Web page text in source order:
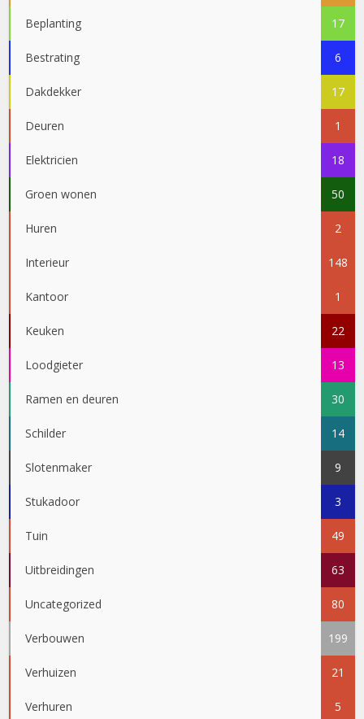
Beplanting 17
Bestrating 6
Dakdekker 17
Deuren 1
Elektricien 18
Groen wonen 50
Huren 2
Interieur 148
Kantoor 1
Keuken 22
Loodgieter 13
Ramen en deuren 30
Schilder 14
Slotenmaker 9
Stukadoor 3
Tuin 49
Uitbreidingen 63
Uncategorized 80
Verbouwen 199
Verhuizen 21
Verhuren 5